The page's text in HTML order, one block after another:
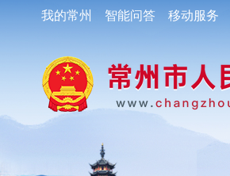
我的常州 智能问答 移动服务